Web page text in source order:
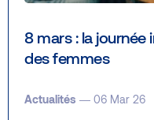
8 mars : la
des femmes
Actualités — 06 Mar 26